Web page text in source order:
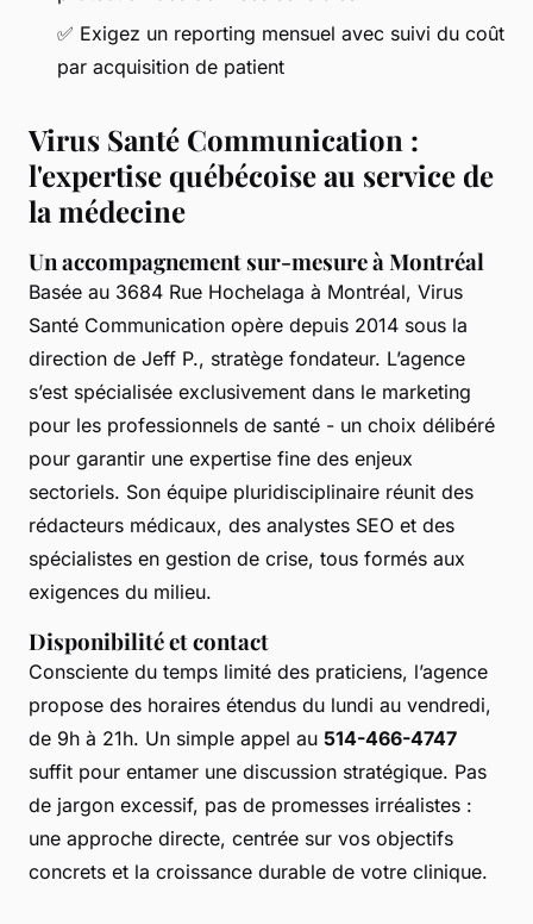
✅ Exigez un reporting mensuel avec suivi du coût
par acquisition de patient
Virus Santé Communication :
l'expertise québécoise au service de
la médecine
Un accompagnement sur-mesure à Montréal
Basée au 3684 Rue Hochelaga à Montréal, Virus
Santé Communication opère depuis 2014 sous la
direction de Jeff P., stratège fondateur. L’agence
s’est spécialisée exclusivement dans le marketing
pour les professionnels de santé - un choix délibéré
pour garantir une expertise fine des enjeux
sectoriels. Son équipe pluridisciplinaire réunit des
rédacteurs médicaux, des analystes SEO et des
spécialistes en gestion de crise, tous formés aux
exigences du milieu.
Disponibilité et contact
Consciente du temps limité des praticiens, l’agence
propose des horaires étendus du lundi au vendredi,
de 9h à 21h. Un simple appel au 514-466-4747
suffit pour entamer une discussion stratégique. Pas
de jargon excessif, pas de promesses irréalistes :
une approche directe, centrée sur vos objectifs
concrets et la croissance durable de votre clinique.